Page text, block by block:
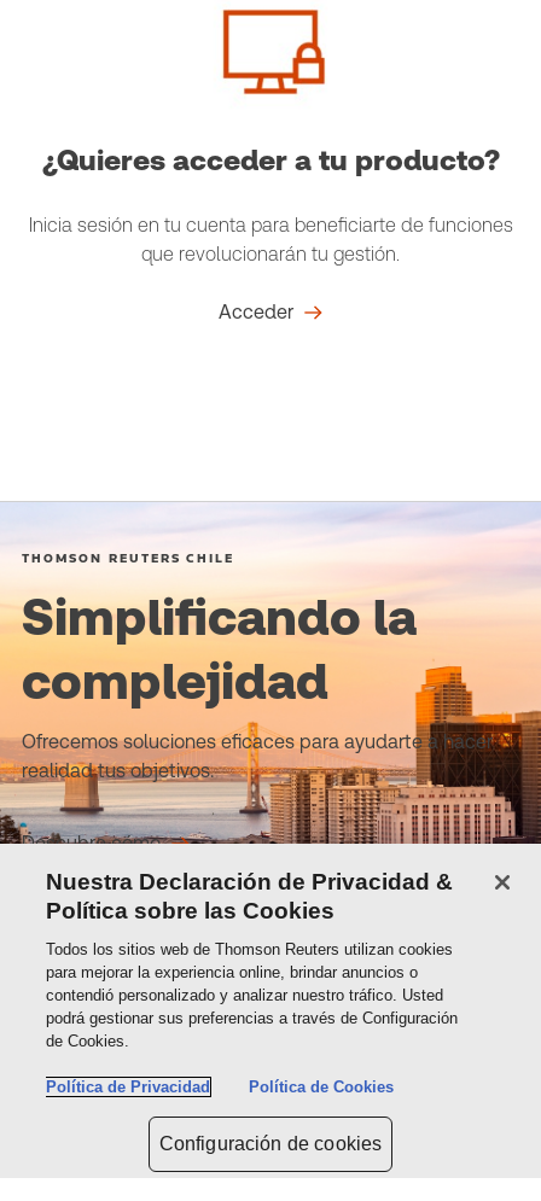
¿Quieres acceder a tu producto?
Inicia sesión en tu cuenta para beneficiarte de funciones
que revolucionarán tu gestión.
Acceder
THOMSON REUTERS CHILE
Simplificando la
complejidad
Ofrecemos soluciones eficaces para ayudarte a hacer
realidad tus objetivos.
Descubre cómo
Sobre Thomson Reuters
Soluciones
Contactos
Conéctate con nosotros
Nuestra Declaración de Privacidad &
Política sobre las Cookies
Todos los sitios web de Thomson Reuters utilizan cookies
para mejorar la experiencia online, brindar anuncios o
contendió personalizado y analizar nuestro tráfico. Usted
podrá gestionar sus preferencias a través de Configuración
de Cookies.
Política de Privacidad Política de Cookies
Configuración de cookies